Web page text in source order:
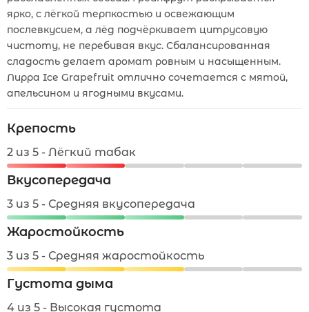
ярко, с лёгкой терпкостью и освежающим
послевкусием, а лёд подчёркивает цитрусовую
чистоту, не перебивая вкус. Сбалансированная
сладость делает аромат ровным и насыщенным.
Лирра Ice Grapefruit отлично сочетается с мятой,
апельсином и ягодными вкусами.
Крепость
2 из 5 - Лёгкий табак
Вкусопередача
3 из 5 - Средняя вкусопередача
Жаростойкость
3 из 5 - Средняя жаростойкость
Густота дыма
4 из 5 - Высокая густота